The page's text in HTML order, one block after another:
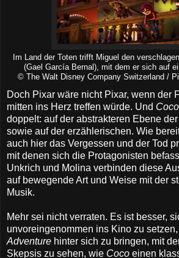
Im Land der Toten trifft Miguel den
(Gael García Bernal), mit dem er sich auf
© The Walt Disney Company Switzerland /
Doch Pixar wäre nicht Pixar, wenn der
mitten ins Herz treffen würde. Und Coco
doppelt: auf der abstrakteren Ebene
sowie auf der erzählerischen. Wie
auch hier das Vergessen und der Tod
mit denen sich die Protagonisten
Unkrich und Molina verbinden diese
auf bewegende Art und Weise mit der
Musik.
Mehr sei nicht verraten. Es ist besser,
unvoreingenommen ins Kino zu setzen,
Adventure hinter sich zu bringen, mit
Skepsis zu sehen, wie Coco einen